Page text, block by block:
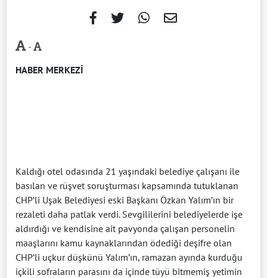
-
HABER MERKEZİ
Kaldığı otel odasında 21 yaşındaki belediye çalışanı ile
basılan ve rüşvet soruşturması kapsamında tutuklanan
CHP’li Uşak Belediyesi eski Başkanı Özkan Yalım’ın bir
rezaleti daha patlak verdi. Sevgililerini belediyelerde işe
aldırdığı ve kendisine ait pavyonda çalışan personelin
maaşlarını kamu kaynaklarından ödediği deşifre olan
CHP’li uçkur düşkünü Yalım’ın, ramazan ayında kurduğu
içkili sofraların parasını da içinde tüyü bitmemiş yetimin